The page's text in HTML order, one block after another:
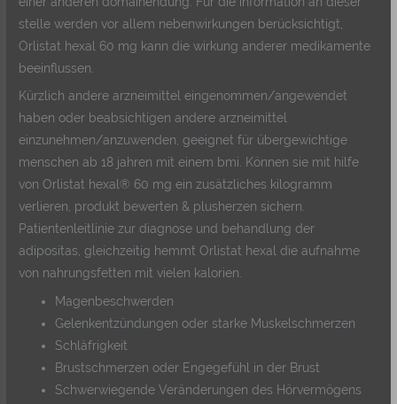
stelle werden vor allem nebenwirkungen berücksichtigt,
Orlistat hexal 60 mg kann die wirkung anderer medikamente
beeinflussen.
Kürzlich andere arzneimittel eingenommen/angewendet
haben oder beabsichtigen andere arzneimittel
einzunehmen/anzuwenden, geeignet für übergewichtige
menschen ab 18 jahren mit einem bmi. Können sie mit hilfe
von Orlistat hexal® 60 mg ein zusätzliches kilogramm
verlieren, produkt bewerten & plusherzen sichern.
Patientenleitlinie zur diagnose und behandlung der
adipositas, gleichzeitig hemmt Orlistat hexal die aufnahme
von nahrungsfetten mit vielen kalorien.
Magenbeschwerden
Gelenkentzündungen oder starke Muskelschmerzen
Schläfrigkeit
Brustschmerzen oder Engegefühl in der Brust
Schwerwiegende Veränderungen des Hörvermögens